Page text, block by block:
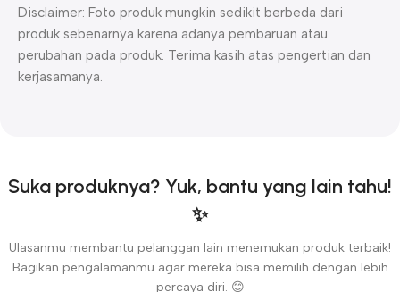
Disclaimer: Foto produk mungkin sedikit berbeda dari
produk sebenarnya karena adanya pembaruan atau
perubahan pada produk. Terima kasih atas pengertian dan
kerjasamanya.
Suka produknya? Yuk, bantu yang lain tahu!
✨
Ulasanmu membantu pelanggan lain menemukan produk terbaik!
Bagikan pengalamanmu agar mereka bisa memilih dengan lebih
percaya diri. 😊